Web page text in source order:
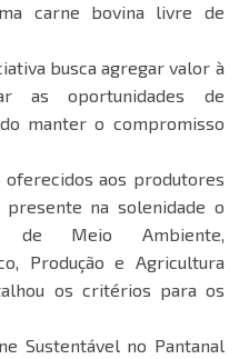
carne bovina livre de
busca agregar valor à
as oportunidades de
manter o compromisso
aos produtores
presente na solenidade o
de Meio Ambiente,
Produção e Agricultura
os critérios para os
Sustentável no Pantanal